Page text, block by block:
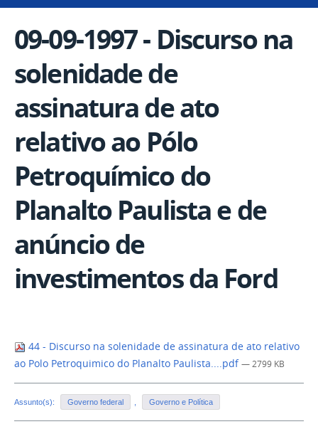
09-09-1997 - Discurso na
solenidade de
assinatura de ato
relativo ao Pólo
Petroquímico do
Planalto Paulista e de
anúncio de
investimentos da Ford
44 - Discurso na solenidade de assinatura de ato relativo
ao Polo Petroquimico do Planalto Paulista....pdf — 2799 KB
Assunto(s): Governo federal Governo e Política